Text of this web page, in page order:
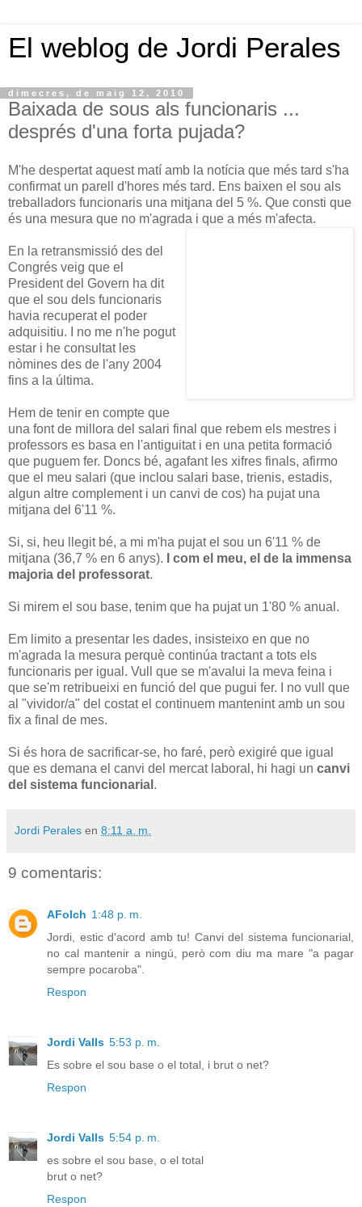
El weblog de Jordi Perales
dimecres, de maig 12, 2010
Baixada de sous als funcionaris ...
després d'una forta pujada?
M'he despertat aquest matí amb la notícia que més tard s'ha
confirmat un parell d'hores més tard. Ens baixen el sou als
treballadors funcionaris una mitjana del 5 %. Que consti que
és una mesura que no m'agrada i que a més m'afecta.
En la retransmissió des del
Congrés veig que el
President del Govern ha dit
que el sou dels funcionaris
havia recuperat el poder
adquisitiu. I no me n'he pogut
estar i he consultat les
nòmines des de l'any 2004
fins a la última.
Hem de tenir en compte que
una font de millora del salari final que rebem els mestres i
professors es basa en l'antiguitat i en una petita formació
que puguem fer. Doncs bé, agafant les xifres finals, afirmo
que el meu salari (que inclou salari base, trienis, estadis,
algun altre complement i un canvi de cos) ha pujat una
mitjana del 6'11 %.
Si, si, heu llegit bé, a mi m'ha pujat el sou un 6'11 % de
mitjana (36,7 % en 6 anys).
I com el meu, el de la immensa
majoria del professorat.
Si mirem el sou base, tenim que ha pujat un 1'80 % anual.
Em limito a presentar les dades, insisteixo en que no
m'agrada la mesura perquè continúa tractant a tots els
funcionaris per igual. Vull que se m'avalui la meva feina i
que se'm retribueixi en funció del que pugui fer. I no vull que
al "vividor/a" del costat el continuem mantenint amb un sou
fix a final de mes.
Si és hora de sacrificar-se, ho faré, però exigiré que igual
que es demana el canvi del mercat laboral, hi hagi un canvi
del sistema funcionarial .
Jordi Perales en 8:11 a. m.
9 comentaris:
AFolch 1:48 p. m.
Jordi, estic d'acord amb tu! Canvi del sistema funcionarial,
no cal mantenir a ningú, però com diu ma mare "a pagar
sempre pocaroba".
Respon
Jordi Valls 5:53 p. m.
Es sobre el sou base o el total, i brut o net?
Respon
Jordi Valls 5:54 p. m.
es sobre el sou base, o el total
brut o net?
Respon